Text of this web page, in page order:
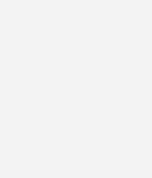
fallen, muss
gebrachte Menge
und Entsorgung
– und damit
Sammelstellen
zurückgenommen